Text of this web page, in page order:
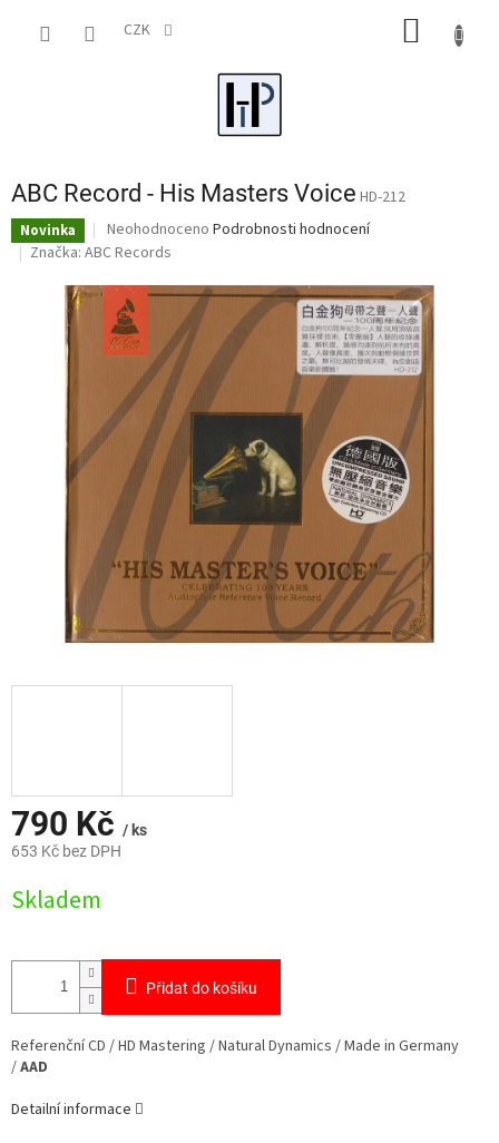
CZK
ABC Record - His Masters Voice HD-212
Novinka
Průměrné
hodnocení
je
0,0
z
5
hvězdiček.
Neohodnoceno Podrobnosti hodnocení
Značka: ABC Records
790 Kč / ks
653 Kč bez DPH
cena:
Skladem
Přidat do košíku
Referenční CD / HD Mastering / Natural Dynamics / Made in Germany
/AAD
Detailní informace